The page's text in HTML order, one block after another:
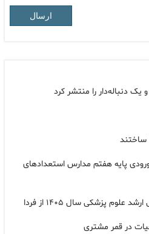
ارسال
دنباله‌دار را منتشر کرد
ورودی پایه هفتم مدارس استعدادهای
پزشکی سال ۱۴۰۵ از فردا
در قمر مشتری